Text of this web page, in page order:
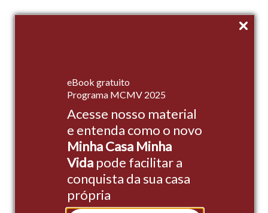
eBook gratuito
Programa MCMV 2025
Acesse nosso material
e entenda como o novo
Minha Casa Minha
Vidapode facilitar a
conquista da sua casa
própria
Empreendimentos
Institucional